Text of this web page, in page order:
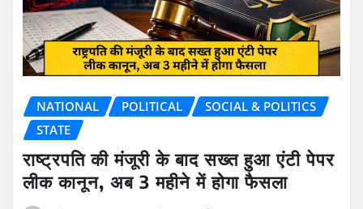
NATIONAL POLITICAL
SOCIAL & POLITICS
STATE
राष्ट्रपति की मंजूरी के बाद सख्त हुआ एंटी पेपर
लीक कानून, अब 3 महीने में होगा फैसला